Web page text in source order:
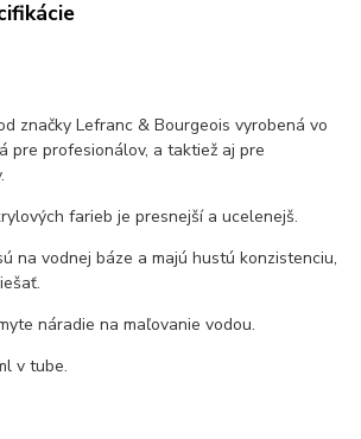
značky Lefranc & Bourgeois vyrobená vo
pre profesionálov, a taktiež aj pre
farieb je presnejší a ucelenejš.
na vodnej báze a majú hustú konzistenciu,
náradie na maľovanie vodou.
v tube.